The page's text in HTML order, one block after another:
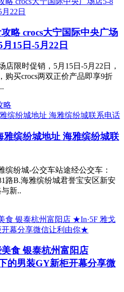
略 crocs大宁国际中央广场
15日-5月22日
店限时促销，5月15日-5月22日，
购买crocs两双正价产品即享9折
略
雅缤纷城地址 海雅缤纷城联
缤纷城-公交车站途经公交车：
路B.海雅缤纷城君誉宝安区新安
新..
食 银泰杭州富阳店
的男装GY新柜开幕分享微